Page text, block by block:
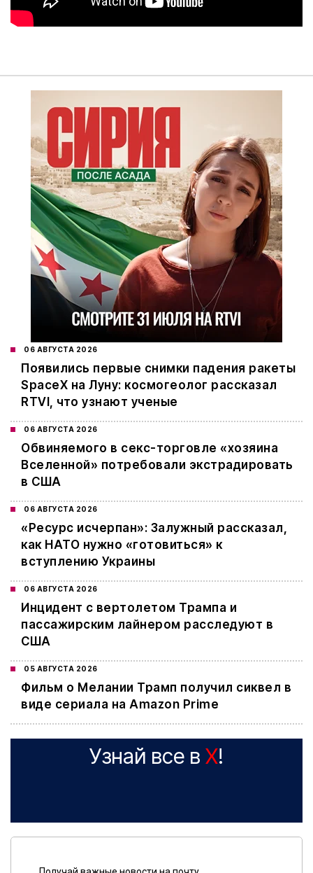
06 АВГУСТА 2026
Появились первые снимки падения ракеты
SpaceX на Луну: космогеолог рассказал
RTVI, что узнают ученые
06 АВГУСТА 2026
Обвиняемого в секс-торговле «хозяина
Вселенной» потребовали экстрадировать
в США
06 АВГУСТА 2026
«Ресурс исчерпан»: Залужный рассказал,
как НАТО нужно «готовиться» к
вступлению Украины
06 АВГУСТА 2026
Инцидент с вертолетом Трампа и
пассажирским лайнером расследуют в
США
05 АВГУСТА 2026
Фильм о Мелании Трамп получил сиквел в
виде сериала на Amazon Prime
Узнай все в X!